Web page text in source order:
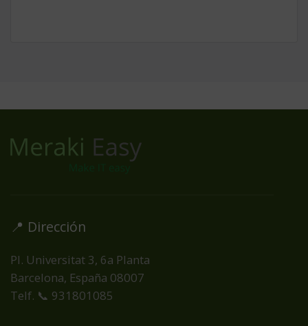
📍 Dirección
Pl. Universitat 3, 6a Planta
Barcelona, España 08007
Telf. 📞 931801085